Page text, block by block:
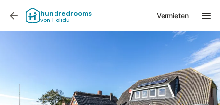
hundredrooms
von Holidu
Vermieten
Bilder Ausstattung Bewertungen